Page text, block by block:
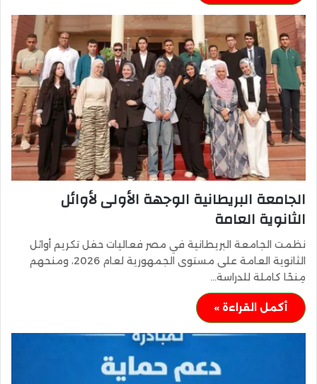
الجامعة البريطانية الوجهة الأولى لأوائل
الثانوية العامة
نظمت الجامعة البريطانية في مصر فعاليات حفل تكريم أوائل
الثانوية العامة على مستوى الجمهورية لعام 2026، ومنحهم
مِنحًا كاملة للدراسة…
أكمل القراءة »